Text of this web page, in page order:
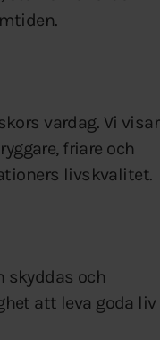
vardag. Vi visar
friare och
livskvalitet.
skyddas och
att leva goda liv